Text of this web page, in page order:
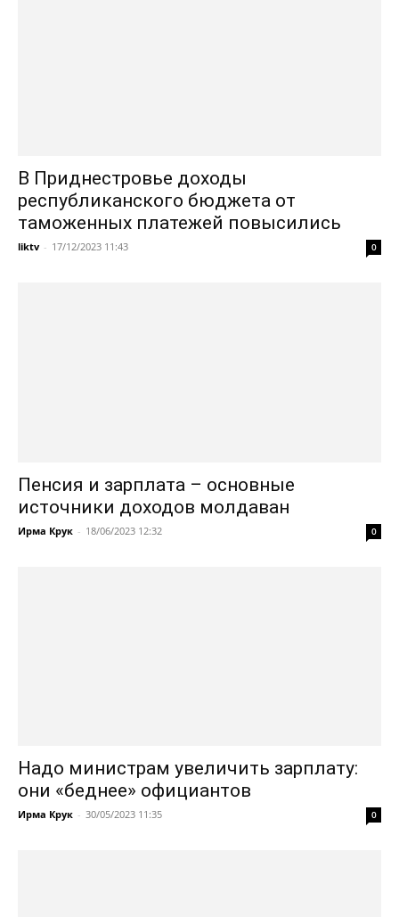
В Приднестровье доходы
республиканского бюджета от
таможенных платежей повысились
liktv - 17/12/2023 11:43 0
Пенсия и зарплата – основные
источники доходов молдаван
Ирма Крук - 18/06/2023 12:32 0
Надо министрам увеличить зарплату:
они «беднее» официантов
Ирма Крук - 30/05/2023 11:35 0